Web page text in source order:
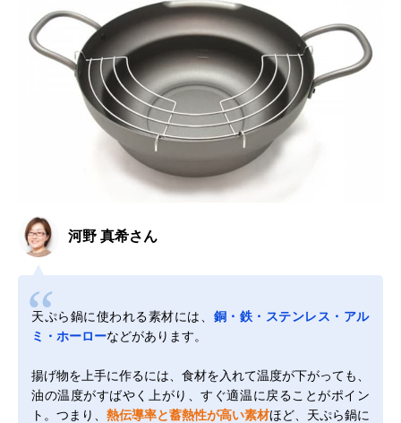
河野 真希さん
天ぷら鍋に使われる素材には、 銅・鉄・ステンレス・アル
ミ・ホーローなどがあります。
揚げ物を上手に作るには、食材を入れて温度が下がっても、
油の温度がすばやく上がり、すぐ適温に戻ることがポイン
ト。つまり、 熱伝導率と蓄熱性が高い素材ほど、天ぷら鍋に